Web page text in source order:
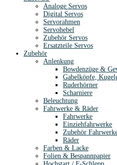
Analoge Servos
Digital Servos
Servorahmen
Servohebel
Zubehör Servos
Ersatzteile Servos
Zubehör
Anlenkung
Bowdenzüge &
Gabelköpfe,
Ruderhörner
Scharniere
Beleuchtung
Fahrwerke & Räder
Fahrwerke
Einziehfahrwerke
Zubehör
Räder
Farben & Lacke
Folien & Bespannpapier